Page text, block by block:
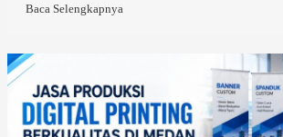
Baca Selengkapnya